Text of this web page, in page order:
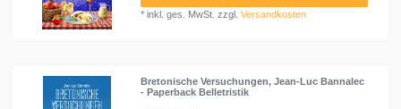
*inkl. ges. MwSt. zzgl.Versandkosten
Bretonische Versuchungen, Jean-Luc Bannalec
- Paperback Belletristik